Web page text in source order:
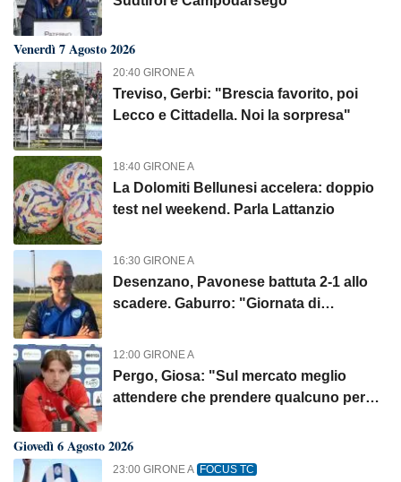
Venerdì 7 Agosto 2026
20:40 GIRONE A
Treviso, Gerbi: "Brescia favorito, poi
Lecco e Cittadella. Noi la sorpresa"
18:40 GIRONE A
La Dolomiti Bellunesi accelera: doppio
test nel weekend. Parla Lattanzio
16:30 GIRONE A
Desenzano, Pavonese battuta 2-1 allo
scadere. Gaburro: "Giornata di
12:00 GIRONE A
Pergo, Giosa: "Sul mercato meglio
attendere che prendere qualcuno per
Giovedì 6 Agosto 2026
23:00 GIRONE A FOCUS TC